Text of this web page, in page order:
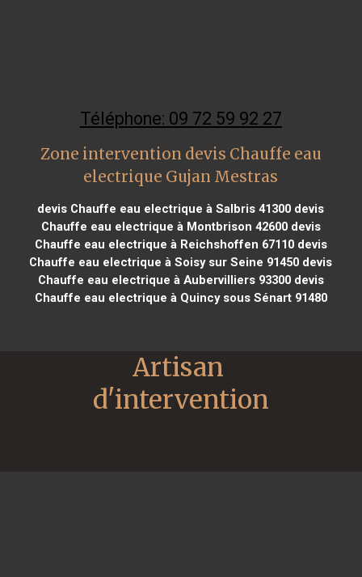
Téléphone: 09 72 59 92 27
Zone intervention devis Chauffe eau
electrique Gujan Mestras
devis Chauffe eau electrique à Salbris 41300 devis
Chauffe eau electrique à Montbrison 42600devis
Chauffe eau electrique à Reichshoffen 67110devis
Chauffe eau electrique à Soisy sur Seine 91450 devis
Chauffe eau electrique à Aubervilliers 93300devis
Chauffe eau electrique à Quincy sous Sénart 91480
Artisan
d'intervention